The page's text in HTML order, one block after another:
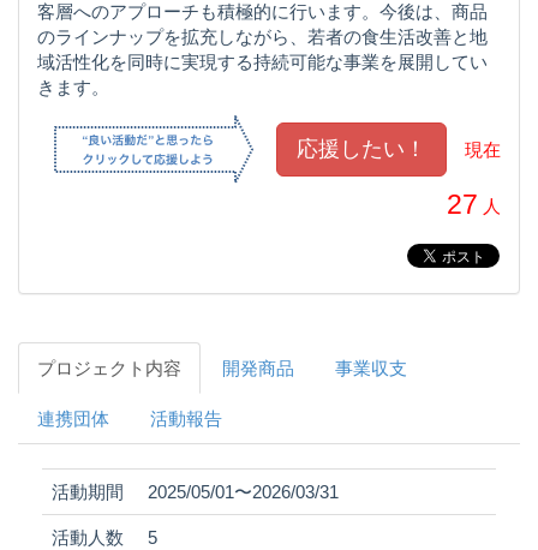
客層へのアプローチも積極的に行います。今後は、商品
のラインナップを拡充しながら、若者の食生活改善と地
域活性化を同時に実現する持続可能な事業を展開してい
きます。
現在
27 人
プロジェクト内容 開発商品 事業収支
連携団体 活動報告
活動期間 2025/05/01〜2026/03/31
活動人数 5